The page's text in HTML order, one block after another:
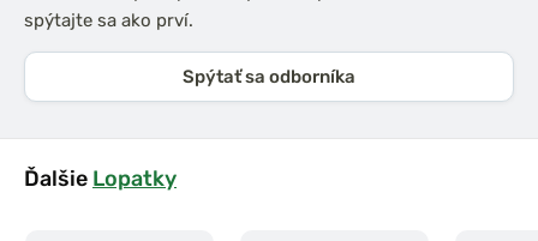
spýtajte sa ako prví.
Spýtať sa odborníka
Ďalšie Lopatky